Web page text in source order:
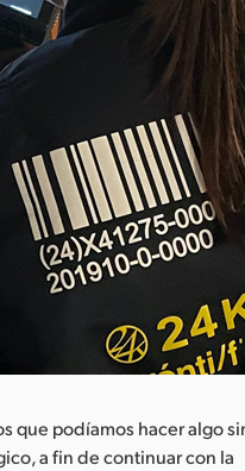
que podíamos hacer algo
a fin de continuar con la